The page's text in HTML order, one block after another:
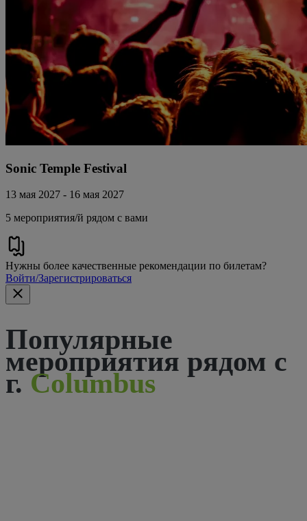
Sonic Temple Festival
13 мая 2027 - 16 мая 2027
5 мероприятия/й рядом с вами
Нужны более качественные рекомендации по билетам?
Войти/Зарегистрироваться
Популярные
мероприятия рядом с
г. Columbus